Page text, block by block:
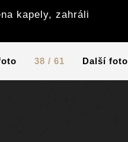
kapely, zahráli
38 / 61 Další foto